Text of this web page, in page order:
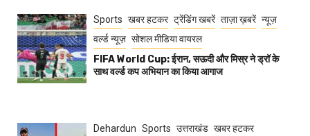
Sports खबर हटकर ट्रेंडिंग खबरें ताज़ा ख़बरें न्यूज़
वर्ल्ड न्यूज़ सोशल मीडिया वायरल
FIFA World Cup: ईरान, सऊदी और मिस्र ने ड्रॉ के
साथ वर्ल्ड कप अभियान का किया आगाज
Dehardun Sports उत्तराखंड खबर हटकर